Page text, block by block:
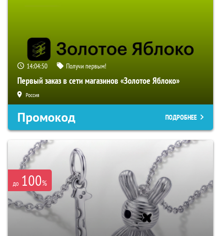
14:04:49 Получи первым!
Первый заказ в сети магазинов «Золотое Яблоко»
Россия
Промокод ПОДРОБНЕЕ
до 100%